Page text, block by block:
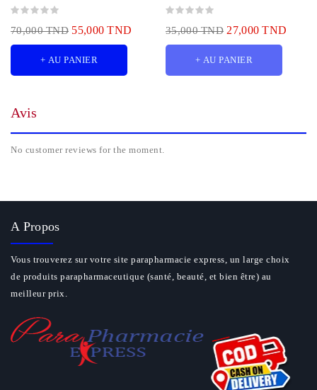
BOUTONS 40ML
70,000 TND 55,000 TND
+ AU PANIER
35,000 TND 27,000 TND
+ AU PANIER
Avis
No customer reviews for the moment.
A Propos
Vous trouverez sur votre site parapharmacie express, un large choix
de produits parapharmaceutique (santé, beauté, et bien être) au
meilleur prix.